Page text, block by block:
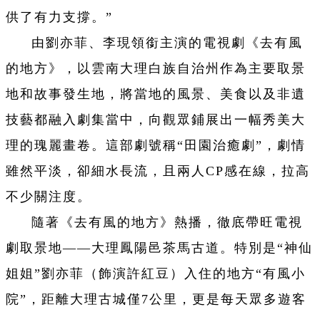
供了有力支撐。”
由劉亦菲、李現領銜主演的電視劇《去有風
的地方》，以雲南大理白族自治州作為主要取景
地和故事發生地，將當地的風景、美食以及非遺
技藝都融入劇集當中，向觀眾鋪展出一幅秀美大
理的瑰麗畫卷。這部劇號稱“田園治癒劇”，劇情
雖然平淡，卻細水長流，且兩人CP感在線，拉高
不少關注度。
隨著《去有風的地方》熱播，徹底帶旺電視
劇取景地——大理鳳陽邑茶馬古道。特別是“神仙
姐姐”劉亦菲（飾演許紅豆）入住的地方“有風小
院”，距離大理古城僅7公里，更是每天眾多遊客